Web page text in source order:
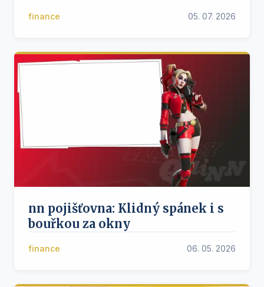
finance 05. 07. 2026
nn pojišťovna: Klidný spánek i s
bouřkou za okny
finance 06. 05. 2026